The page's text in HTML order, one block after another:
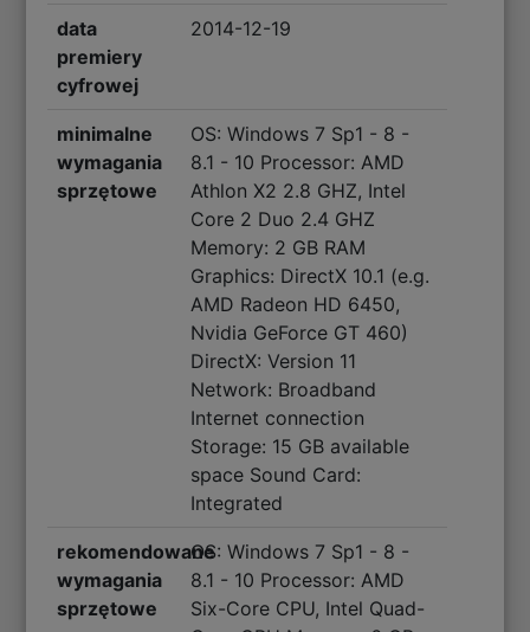
data
premiery
cyfrowej
2014-12-19
minimalne
wymagania
sprzętowe
OS: Windows 7 Sp1 - 8 -
8.1 - 10 Processor: AMD
Athlon X2 2.8 GHZ, Intel
Core 2 Duo 2.4 GHZ
Memory: 2 GB RAM
Graphics: DirectX 10.1 (e.g.
AMD Radeon HD 6450,
Nvidia GeForce GT 460)
DirectX: Version 11
Network: Broadband
Internet connection
Storage: 15 GB available
space Sound Card:
Integrated
rekomendowane
wymagania
sprzętowe
OS: Windows 7 Sp1 - 8 -
8.1 - 10 Processor: AMD
Six-Core CPU, Intel Quad-